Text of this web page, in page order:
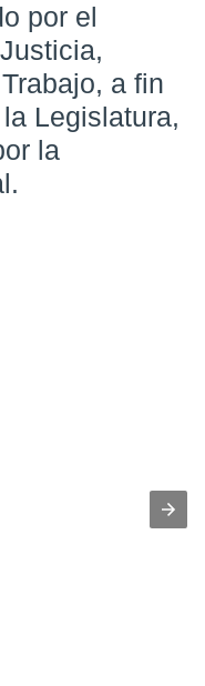
por el
a fin
Legislatura,
la